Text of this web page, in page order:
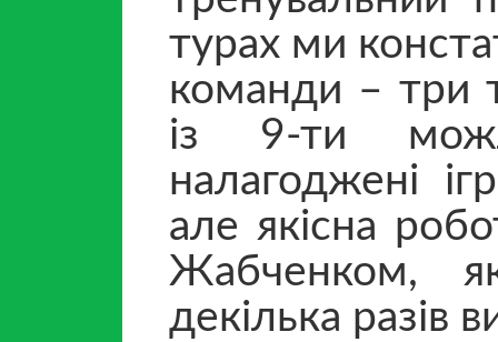
турах ми
команди – три
із 9-ти
налагоджені
але якісна
Жабченком,
декілька разів